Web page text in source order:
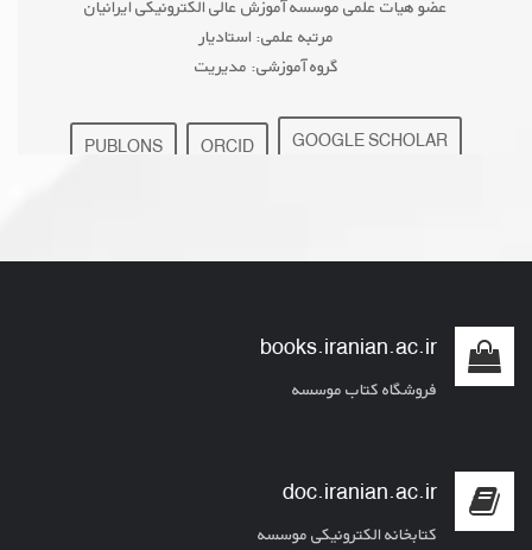
عضو هیات علمی موسسه آموزش عالی الکترونیکی ایرانیان
مرتبه علمی: استادیار
گروه آموزشی: مدیریت
GOOGLE SCHOLAR
ORCID
PUBLONS
books.iranian.ac.ir
فروشگاه کتاب موسسه
doc.iranian.ac.ir
کتابخانه الکترونیکی موسسه